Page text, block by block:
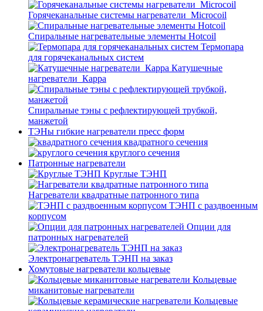
Горячеканальные системы нагреватели_Microcoil
Спиральные нагревательные элементы Hotcoil
Термопара
для горячеканальных систем
Катушечные
нагреватели_Карра
Спиральные тэны с рефлектирующей трубкой,
манжетой
ТЭНы гибкие нагреватели пресс форм
квадратного сечения
круглого сечения
Патронные нагреватели
Круглые ТЭНП
Нагреватели квадратные патронного типа
ТЭНП с раздвоенным
корпусом
Опции для
патронных нагревателей
Электронагреватель ТЭНП на заказ
Хомутовые нагреватели кольцевые
Кольцевые
миканитовые нагреватели
Кольцевые